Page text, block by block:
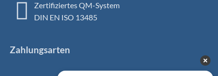
Zertifiziertes QM-System
DIN EN ISO 13485
Zahlungsarten